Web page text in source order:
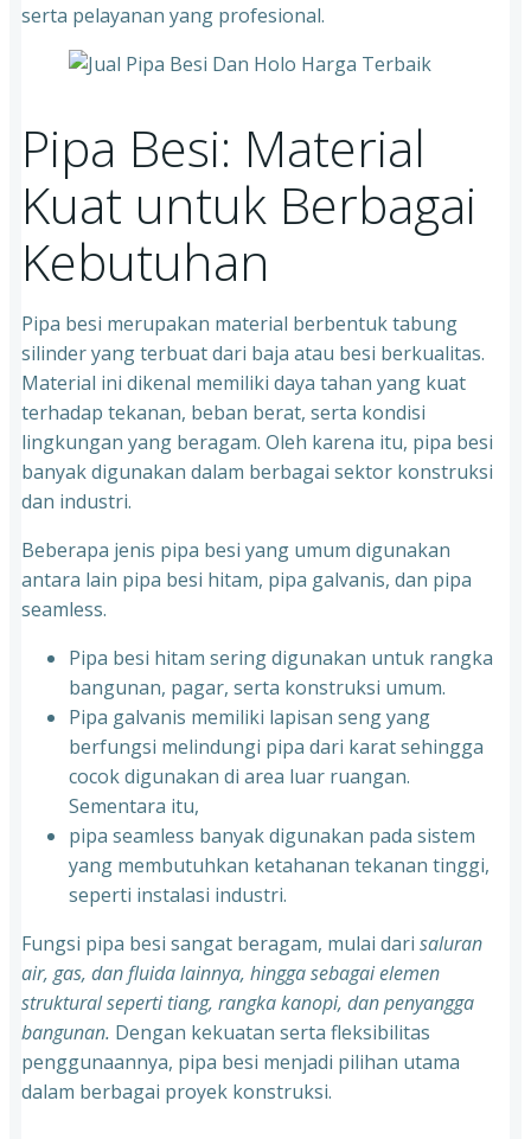
serta pelayanan yang profesional.
Pipa Besi: Material
Kuat untuk Berbagai
Kebutuhan
Pipa besi merupakan material berbentuk tabung
silinder yang terbuat dari baja atau besi berkualitas.
Material ini dikenal memiliki daya tahan yang kuat
terhadap tekanan, beban berat, serta kondisi
lingkungan yang beragam. Oleh karena itu, pipa besi
banyak digunakan dalam berbagai sektor konstruksi
dan industri.
Beberapa jenis pipa besi yang umum digunakan
antara lain pipa besi hitam, pipa galvanis, dan pipa
seamless.
Pipa besi hitam sering digunakan untuk rangka
bangunan, pagar, serta konstruksi umum.
⁠Pipa galvanis memiliki lapisan seng yang
berfungsi melindungi pipa dari karat sehingga
cocok digunakan di area luar ruangan.
Sementara itu,
⁠pipa seamless banyak digunakan pada sistem
yang membutuhkan ketahanan tekanan tinggi,
seperti instalasi industri.
Fungsi pipa besi sangat beragam, mulai dari saluran
air, gas, dan fluida lainnya, hingga sebagai elemen
struktural seperti tiang, rangka kanopi, dan penyangga
bangunan. Dengan kekuatan serta fleksibilitas
penggunaannya, pipa besi menjadi pilihan utama
dalam berbagai proyek konstruksi.